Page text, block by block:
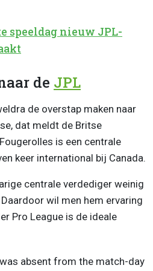
speeldag nieuw JPL-
de JPL
de overstap maken naar
dat meldt de Britse
is een centrale
keer international bij Canada.
centrale verdediger weinig
wil men hem ervaring
Pro League is de ideale
absent from the match-day